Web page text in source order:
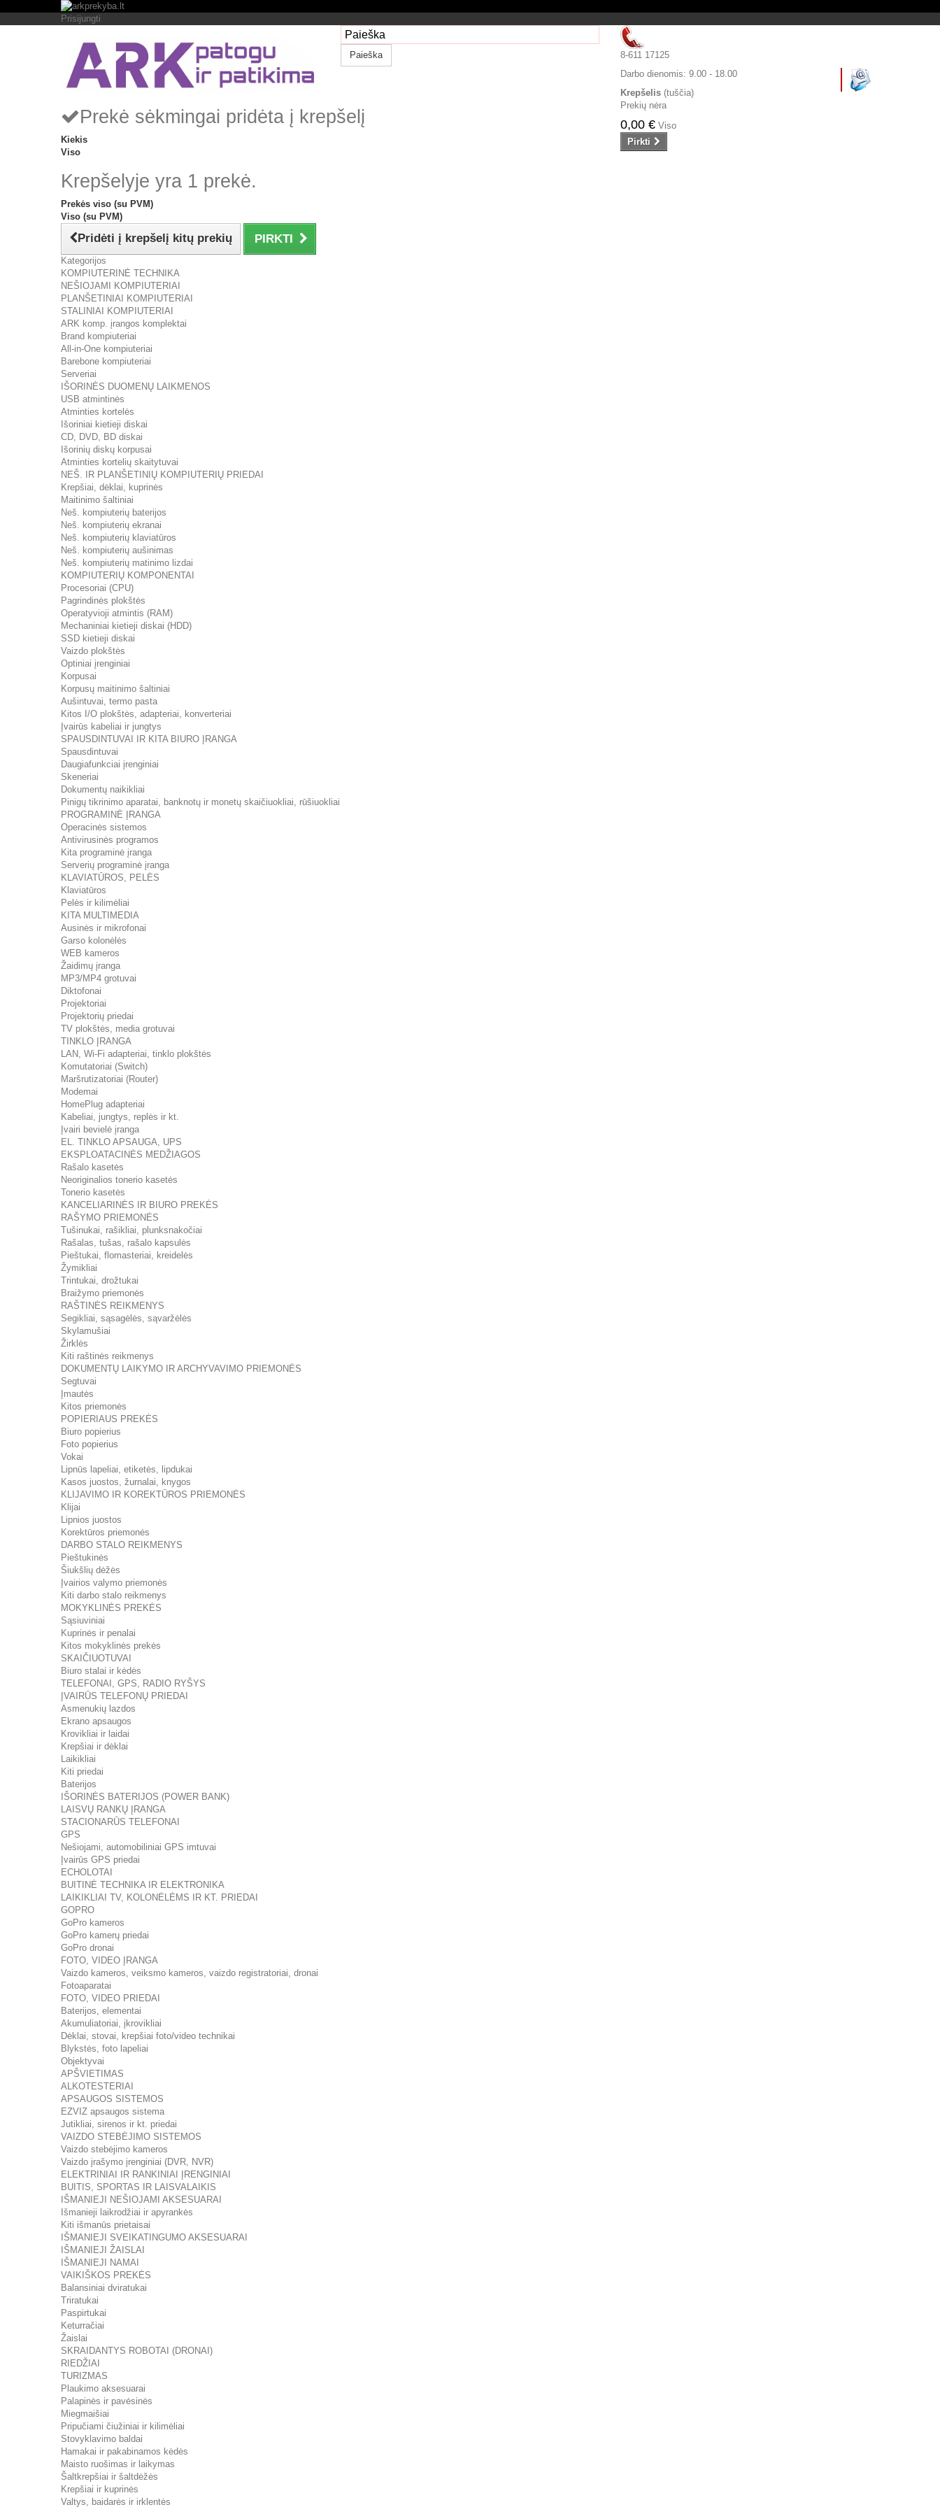
Prisijungti
Paieška
8-611 17125
Darbo dienomis:9.00 - 18.00
Krepšelis (tuščia)
Prekių nėra
0,00 € Viso
Pirkti
Prekė sėkmingai pridėta į krepšelį
Kiekis
Viso
Krepšelyje yra 1 prekė.
Prekės viso (su PVM)
Viso (su PVM)
Pridėti į krepšelį kitų prekių PIRKTI
Kategorijos
KOMPIUTERINĖ TECHNIKA
NEŠIOJAMI KOMPIUTERIAI
PLANŠETINIAI KOMPIUTERIAI
STALINIAI KOMPIUTERIAI
ARK komp. įrangos komplektai
Brand kompiuteriai
All-in-One kompiuteriai
Barebone kompiuteriai
Serveriai
IŠORINĖS DUOMENŲ LAIKMENOS
USB atmintinės
Atminties kortelės
Išoriniai kietieji diskai
CD, DVD, BD diskai
Išorinių diskų korpusai
Atminties kortelių skaitytuvai
NEŠ. IR PLANŠETINIŲ KOMPIUTERIŲ PRIEDAI
Krepšiai, dėklai, kuprinės
Maitinimo šaltiniai
Neš. kompiuterių baterijos
Neš. kompiuterių ekranai
Neš. kompiuterių klaviatūros
Neš. kompiuterių aušinimas
Neš. kompiuterių matinimo lizdai
KOMPIUTERIŲ KOMPONENTAI
Procesoriai (CPU)
Pagrindinės plokštės
Operatyvioji atmintis (RAM)
Mechaniniai kietieji diskai (HDD)
SSD kietieji diskai
Vaizdo plokštės
Optiniai įrenginiai
Korpusai
Korpusų maitinimo šaltiniai
Aušintuvai, termo pasta
Kitos I/O plokštės, adapteriai, konverteriai
Įvairūs kabeliai ir jungtys
SPAUSDINTUVAI IR KITA BIURO ĮRANGA
Spausdintuvai
Daugiafunkciai įrenginiai
Skeneriai
Dokumentų naikikliai
Pinigų tikrinimo aparatai, banknotų ir monetų skaičiuokliai, rūšiuokliai
PROGRAMINĖ ĮRANGA
Operacinės sistemos
Antivirusinės programos
Kita programinė įranga
Serverių programinė įranga
KLAVIATŪROS, PELĖS
Klaviatūros
Pelės ir kilimėliai
KITA MULTIMEDIA
Ausinės ir mikrofonai
Garso kolonėlės
WEB kameros
Žaidimų įranga
MP3/MP4 grotuvai
Diktofonai
Projektoriai
Projektorių priedai
TV plokštės, media grotuvai
TINKLO ĮRANGA
LAN, Wi-Fi adapteriai, tinklo plokštės
Komutatoriai (Switch)
Maršrutizatoriai (Router)
Modemai
HomePlug adapteriai
Kabeliai, jungtys, replės ir kt.
Įvairi bevielė įranga
EL. TINKLO APSAUGA, UPS
EKSPLOATACINĖS MEDŽIAGOS
Rašalo kasetės
Neoriginalios tonerio kasetės
Tonerio kasetės
KANCELIARINĖS IR BIURO PREKĖS
RAŠYMO PRIEMONĖS
Tušinukai, rašikliai, plunksnakočiai
Rašalas, tušas, rašalo kapsulės
Pieštukai, flomasteriai, kreidelės
Žymikliai
Trintukai, drožtukai
Braižymo priemonės
RAŠTINĖS REIKMENYS
Segikliai, sąsagėlės, sąvaržėlės
Skylamušiai
Žirklės
Kiti raštinės reikmenys
DOKUMENTŲ LAIKYMO IR ARCHYVAVIMO PRIEMONĖS
Segtuvai
Įmautės
Kitos priemonės
POPIERIAUS PREKĖS
Biuro popierius
Foto popierius
Vokai
Lipnūs lapeliai, etiketės, lipdukai
Kasos juostos, žurnalai, knygos
KLIJAVIMO IR KOREKTŪROS PRIEMONĖS
Klijai
Lipnios juostos
Korektūros priemonės
DARBO STALO REIKMENYS
Pieštukinės
Šiukšlių dėžės
Įvairios valymo priemonės
Kiti darbo stalo reikmenys
MOKYKLINĖS PREKĖS
Sąsiuviniai
Kuprinės ir penalai
Kitos mokyklinės prekės
SKAIČIUOTUVAI
Biuro stalai ir kėdės
TELEFONAI, GPS, RADIO RYŠYS
ĮVAIRŪS TELEFONŲ PRIEDAI
Asmenukių lazdos
Ekrano apsaugos
Krovikliai ir laidai
Krepšiai ir dėklai
Laikikliai
Kiti priedai
Baterijos
IŠORINĖS BATERIJOS (POWER BANK)
LAISVŲ RANKŲ ĮRANGA
STACIONARŪS TELEFONAI
GPS
Nešiojami, automobiliniai GPS imtuvai
Įvairūs GPS priedai
ECHOLOTAI
BUITINĖ TECHNIKA IR ELEKTRONIKA
LAIKIKLIAI TV, KOLONĖLĖMS IR KT. PRIEDAI
GOPRO
GoPro kameros
GoPro kamerų priedai
GoPro dronai
FOTO, VIDEO ĮRANGA
Vaizdo kameros, veiksmo kameros, vaizdo registratoriai, dronai
Fotoaparatai
FOTO, VIDEO PRIEDAI
Baterijos, elementai
Akumuliatoriai, įkrovikliai
Dėklai, stovai, krepšiai foto/video technikai
Blykstės, foto lapeliai
Objektyvai
APŠVIETIMAS
ALKOTESTERIAI
APSAUGOS SISTEMOS
EZVIZ apsaugos sistema
Jutikliai, sirenos ir kt. priedai
VAIZDO STEBĖJIMO SISTEMOS
Vaizdo stebėjimo kameros
Vaizdo įrašymo įrenginiai (DVR, NVR)
ELEKTRINIAI IR RANKINIAI ĮRENGINIAI
BUITIS, SPORTAS IR LAISVALAIKIS
IŠMANIEJI NEŠIOJAMI AKSESUARAI
Išmanieji laikrodžiai ir apyrankės
Kiti išmanūs prietaisai
IŠMANIEJI SVEIKATINGUMO AKSESUARAI
IŠMANIEJI ŽAISLAI
IŠMANIEJI NAMAI
VAIKIŠKOS PREKĖS
Balansiniai dviratukai
Triratukai
Paspirtukai
Keturračiai
Žaislai
SKRAIDANTYS ROBOTAI (DRONAI)
RIEDŽIAI
TURIZMAS
Plaukimo aksesuarai
Palapinės ir pavėsinės
Miegmaišiai
Pripučiami čiužiniai ir kilimėliai
Stovyklavimo baldai
Hamakai ir pakabinamos kėdės
Maisto ruošimas ir laikymas
Šaltkrepšiai ir šaltdėžės
Krepšiai ir kuprinės
Valtys, baidarės ir irklentės